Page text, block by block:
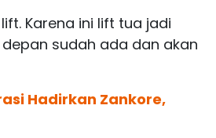
Karena ini lift tua jadi
sudah ada dan akan
Hadirkan Zankore,